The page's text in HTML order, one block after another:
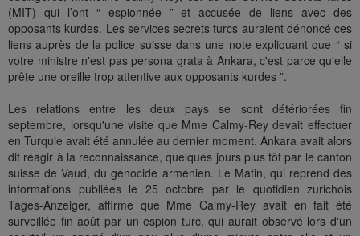
(MIT) qui l’ont “ espionnée ” et accusée de liens avec des
opposants kurdes. Les services secrets turcs auraient dénoncé ces
liens auprès de la police suisse dans une note expliquant que “ si
votre ministre n'est pas persona grata à Ankara, c'est parce qu'elle
prête une oreille trop attentive aux opposants kurdes ”.
Les relations entre les deux pays se sont détériorées fin
septembre, lorsqu'une visite que Mme Calmy-Rey devait effectuer
en Turquie avait été annulée au dernier moment. Ankara avait alors
dit réagir à la reconnaissance, quelques jours plus tôt par le canton
suisse de Vaud, du génocide arménien. Le Matin, qui reprend des
informations publiées le 25 octobre par le quotidien zurichois
Tages-Anzeiger, affirme que Mme Calmy-Rey avait en fait été
surveillée fin août par un espion turc, qui aurait observé lors d'un